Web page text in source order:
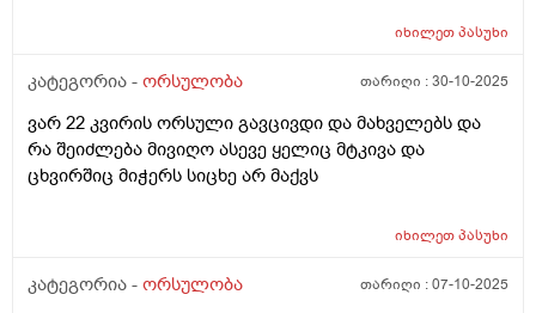
ნაადრევი მშობიარობის,მაქვს ამ ბოლოს წელის
და ხაჭოსებრი გამონადენი,ნაცხის ანალიზმა კანდიდა
იხილეთპასუხი
კატეგორია - ორსულობა თარიღი :30-10-2025
ვარ 22 კვირის ორსული გავცივდი და მახველებს და
რა შეიძლება მივიღო ასევე ყელიც მტკივა და
ცხვირშიც მიჭერს სიცხე არ მაქვს
იხილეთპასუხი
კატეგორია - ორსულობა თარიღი :07-10-2025